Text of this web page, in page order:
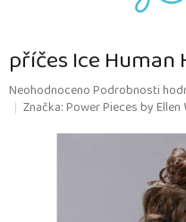
příčes Ice Human
Průměrné
hodnocení
NeohodnocenoPodrobnosti
Značka:Power Pieces by Ellen